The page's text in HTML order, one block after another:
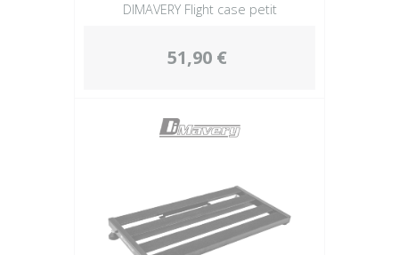
DIMAVERY Flight case petit
51,90 €